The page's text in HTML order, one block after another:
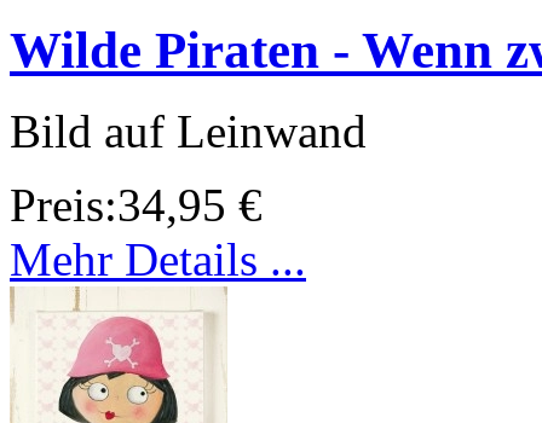
Wilde Piraten - Wenn
Bild auf Leinwand
Preis:34,95 €
Mehr Details ...